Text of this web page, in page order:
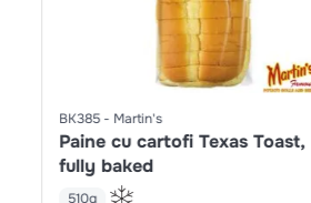
BK385 Martin's
Paine cu cartofi Texas Toast,
fully baked
510g